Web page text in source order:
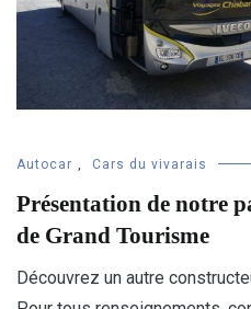
Autocar , Cars du vivarais
Présentation de notre
de Grand Tourisme
Découvrez un autre